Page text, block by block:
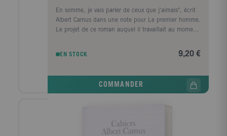
En somme, je vais parler de ceux que j'aimais", écrit
Albert Camus dans une note pour Le premier homme.
Le projet de ce roman auquel il travaillait au moment
de ce qui serait le récit de l'enfance de son "premier
côté autobiographique qui est précieux aujourd'hui.
EN STOCK 9,20 €
COMMANDER